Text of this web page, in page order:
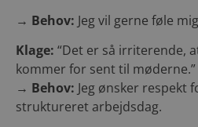
→ Behov: Jeg vil gerne føle
Klage: “Det er så irriterende,
kommer for sent til møderne.”
→ Behov: Jeg ønsker respekt
struktureret arbejdsdag.